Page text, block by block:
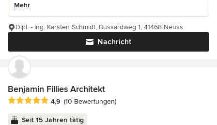
Mehr
Nachricht
Dipl. - Ing. Karsten Schmidt, Bussardweg 1, 41468 Neuss
Benjamin Fillies Architekt
Durchschnittliche Bewertung: 4.9 von 5 Sternen
4,9 (10 Bewertungen)
Seit 15 Jahren tätig